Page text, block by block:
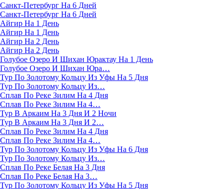
Санкт-Петербург На 6 Дней
Санкт-Петербург На 6 Дней
Айгир На 1 День
Айгир На 1 День
Айгир На 2 День
Айгир На 2 День
Голубое Озеро И Шихан Юрактау На 1 День
Голубое Озеро И Шихан Юра…
Тур По Золотому Кольцу Из Уфы На 5 Дня
Тур По Золотому Кольцу Из…
Сплав По Реке Зилим На 4 Дня
Сплав По Реке Зилим На 4…
Тур В Аркаим На 3 Дня И 2 Ночи
Тур В Аркаим На 3 Дня И 2…
Сплав По Реке Зилим На 4 Дня
Сплав По Реке Зилим На 4…
Тур По Золотому Кольцу Из Уфы На 6 Дня
Тур По Золотому Кольцу Из…
Сплав По Реке Белая На 3 Дня
Сплав По Реке Белая На 3…
Тур По Золотому Кольцу Из Уфы На 5 Дня